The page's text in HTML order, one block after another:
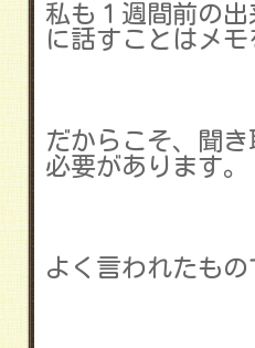
私も１週間前の
に話すことはメ
だからこそ、聞
必要があります。
よく言われたも